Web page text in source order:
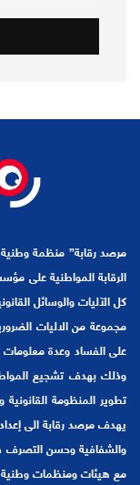
الرقابة المواطنية على
كل الآليات والوسائل
مجموعة من الاليات
على الفساد وعدة
وذلك بهدف تشجيع
تطوير المنظومة القانونية
يهدف مرصد رقابة الى
والشفافية وحسن التصرف
مع هيئات ومنظمات وطنية